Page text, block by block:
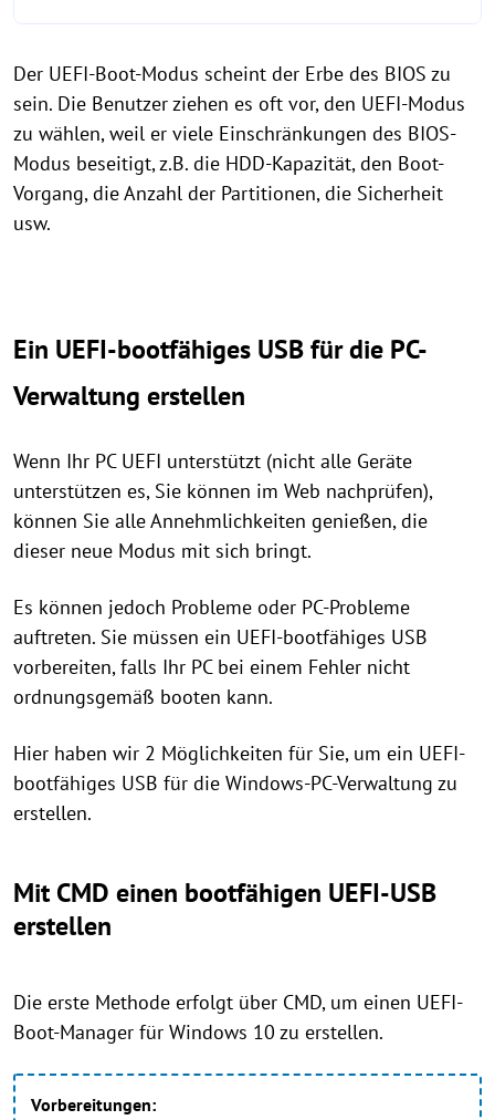
Der UEFI-Boot-Modus scheint der Erbe des BIOS zu
sein. Die Benutzer ziehen es oft vor, den UEFI-Modus
zu wählen, weil er viele Einschränkungen des BIOS-
Modus beseitigt, z.B. die HDD-Kapazität, den Boot-
Vorgang, die Anzahl der Partitionen, die Sicherheit
usw.
Ein UEFI-bootfähiges USB für die PC-
Verwaltung erstellen
Wenn Ihr PC UEFI unterstützt (nicht alle Geräte
unterstützen es, Sie können im Web nachprüfen),
können Sie alle Annehmlichkeiten genießen, die
dieser neue Modus mit sich bringt.
Es können jedoch Probleme oder PC-Probleme
auftreten. Sie müssen ein UEFI-bootfähiges USB
vorbereiten, falls Ihr PC bei einem Fehler nicht
ordnungsgemäß booten kann.
Hier haben wir 2 Möglichkeiten für Sie, um ein UEFI-
bootfähiges USB für die Windows-PC-Verwaltung zu
erstellen.
Mit CMD einen bootfähigen UEFI-USB
erstellen
Die erste Methode erfolgt über CMD, um einen UEFI-
Boot-Manager für Windows 10 zu erstellen.
Vorbereitungen: